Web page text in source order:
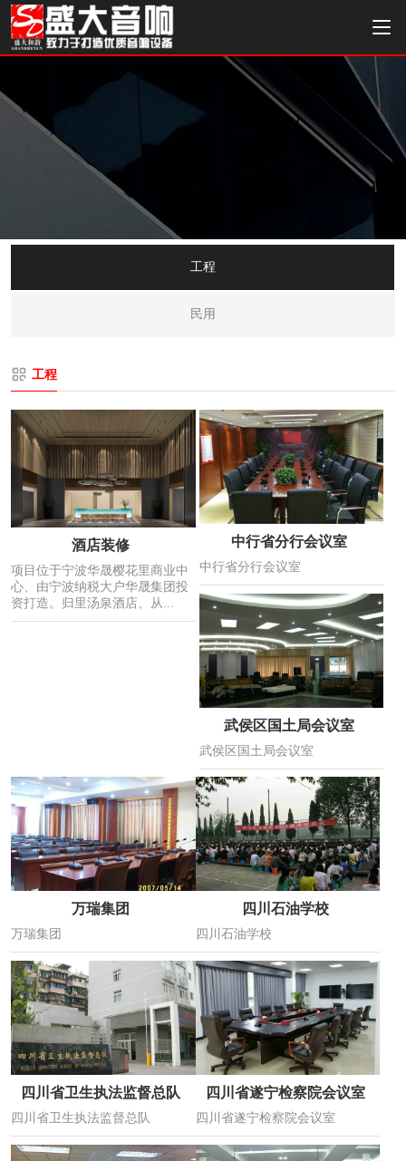
工程
民用
工程
酒店装修
项目位于宁波华晟樱花里商业中
心、由宁波纳税大户华晟集团投
资打造。归里汤泉酒店、从...
中行省分行会议室
中行省分行会议室
武侯区国土局会议室
武侯区国土局会议室
万瑞集团
万瑞集团
四川石油学校
四川石油学校
四川省卫生执法监督总队
四川省卫生执法监督总队
四川省遂宁检察院会议室
四川省遂宁检察院会议室